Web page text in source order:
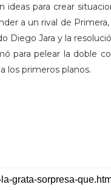
ideas para crear
a un rival de
Diego Jara y la
para pelear la doble
los primeros planos.